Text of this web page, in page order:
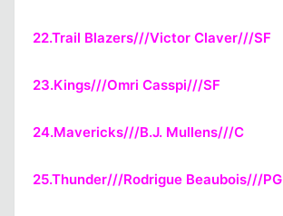
22.Trail Blazers///Victor Claver///SF
23.Kings///Omri Casspi///SF
24.Mavericks///B.J. Mullens///C
25.Thunder///Rodrigue Beaubois///PG